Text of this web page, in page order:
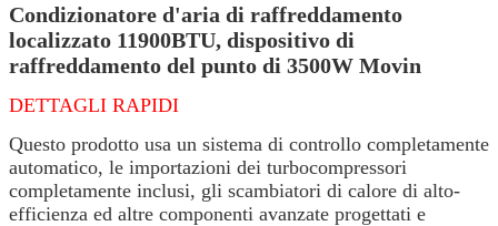
Condizionatore d'aria di raffreddamento
localizzato 11900BTU, dispositivo di
raffreddamento del punto di 3500W Movin
DETTAGLI RAPIDI
Questo prodotto usa un sistema di controllo completamente
automatico, le importazioni dei turbocompressori
completamente inclusi, gli scambiatori di calore di alto-
efficienza ed altre componenti avanzate progettati e